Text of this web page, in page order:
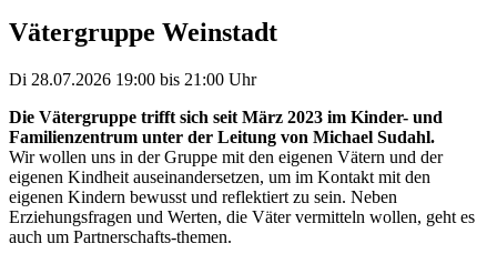
Vätergruppe Weinstadt
Di 28.07.2026 19:00 bis 21:00 Uhr
Die Vätergruppe trifft sich seit März 2023 im Kinder- und
Familienzentrum unter der Leitung von Michael Sudahl.
Wir wollen uns in der Gruppe mit den eigenen Vätern und der
eigenen Kindheit auseinandersetzen, um im Kontakt mit den
eigenen Kindern bewusst und reflektiert zu sein. Neben
Erziehungsfragen und Werten, die Väter vermitteln wollen, geht es
auch um Partnerschafts-themen.